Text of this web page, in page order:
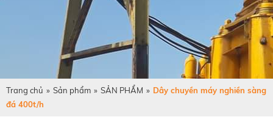
Trang chủ » Sản phẩm » SẢN PHẨM » Dây chuyền máy nghiền sàng
đá 400t/h